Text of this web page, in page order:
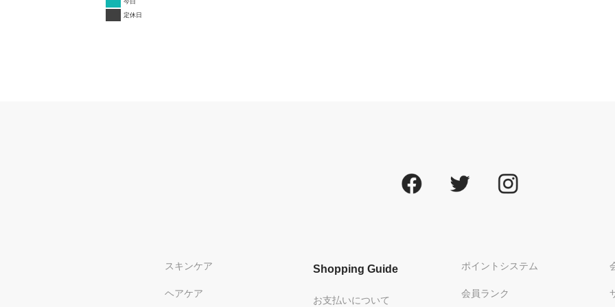
定休日
スキンケア
ヘアケア
Shopping Guide
お支払いについて
ポイントシステム
会員ランク